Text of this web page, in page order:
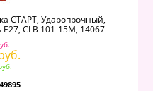
СТАРТ, Ударопрочный,
CLB 101-15M, 14067